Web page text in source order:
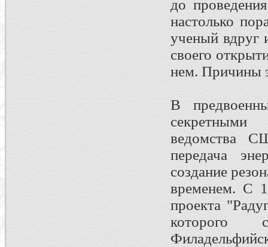
до
настолько
ученый вдруг
своего
нем. Причины
В
секретными
ведомства
передача
создание
временем. С
проекта
которого